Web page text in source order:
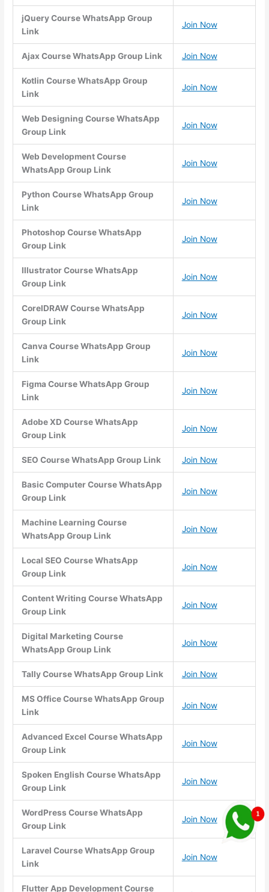
jQuery Course WhatsApp Group
Link
Join Now
Ajax Course WhatsApp Group Link Join Now
Kotlin Course WhatsApp Group
Link
Join Now
Web Designing Course WhatsApp
Group Link
Join Now
Web Development Course
WhatsApp Group Link
Join Now
Python Course WhatsApp Group
Link
Join Now
Photoshop Course WhatsApp
Group Link
Join Now
Illustrator Course WhatsApp
Group Link
Join Now
CorelDRAW Course WhatsApp
Group Link
Join Now
Canva Course WhatsApp Group
Link
Join Now
Figma Course WhatsApp Group
Link
Join Now
Adobe XD Course WhatsApp
Group Link
Join Now
SEO Course WhatsApp Group Link Join Now
Basic Computer Course WhatsApp
Group Link
Join Now
Machine Learning Course
WhatsApp Group Link
Join Now
Local SEO Course WhatsApp
Group Link
Join Now
Content Writing Course WhatsApp
Group Link
Join Now
Digital Marketing Course
WhatsApp Group Link
Join Now
Tally Course WhatsApp Group Link Join Now
MS Office Course WhatsApp Group
Link
Join Now
Advanced Excel Course WhatsApp
Group Link
Join Now
Spoken English Course WhatsApp
Group Link
Join Now
WordPress Course WhatsApp
Group Link
Join Now
Laravel Course WhatsApp Group
Link
Join Now
Flutter App Development Course